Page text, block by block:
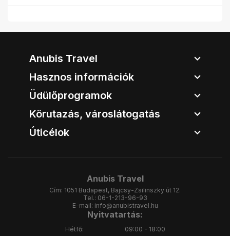
Anubis Travel
Hasznos információk
Üdülőprogramok
Körutazás, városlátogatás
Úticélok
Anubis Travel
Cím: 1051 Budapest, Bajcsy-Zsilinszky út 12.
Tel.: 06-1-213-96-93
E-mail: info@anubistravel.hu
Nyitvatartás:
Hétfő: 09:00 - 18:00